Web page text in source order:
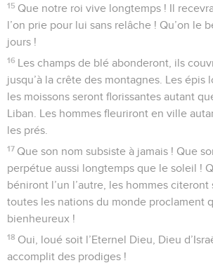
15 Que notre roi vive longtemps ! Il
l’on prie pour lui sans relâche ! Qu’on le
jours !
16 Les champs de blé abonderont, ils
jusqu’à la crête des montagnes. Les épis
les moissons seront florissantes autant
Liban. Les hommes fleuriront en ville
les prés.
17 Que son nom subsiste à jamais ! Que
perpétue aussi longtemps que le soleil !
béniront l’un l’autre, les hommes citeront
toutes les nations du monde proclament
bienheureux !
18 Oui, loué soit l’Eternel Dieu, Dieu
accomplit des prodiges !